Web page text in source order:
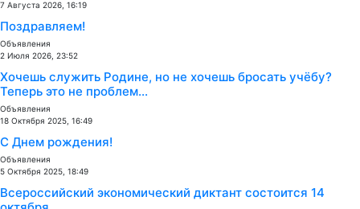
7 Августа 2026, 16:19
Поздравляем!
Объявления
2 Июля 2026, 23:52
Хочешь служить Родине, но не хочешь бросать учёбу?
Теперь это не проблем...
Объявления
18 Октября 2025, 16:49
С Днем рождения!
Объявления
5 Октября 2025, 18:49
Всероссийский экономический диктант состоится 14